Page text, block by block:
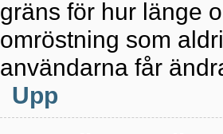
gräns för hur länge
omröstning som
användarna får
Upp